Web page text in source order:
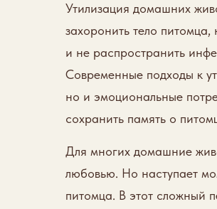
Утилизация домашних
захоронить тело
и не распространить
Современные подходы к
но и эмоциональные
сохранить память о
Для многих домашние
любовью. Но наступает
питомца. В этот сложный